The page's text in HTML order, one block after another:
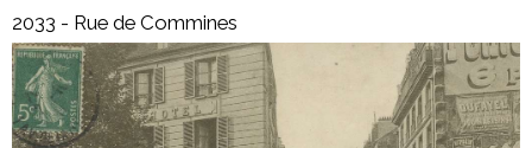
2033 - Rue de Commines